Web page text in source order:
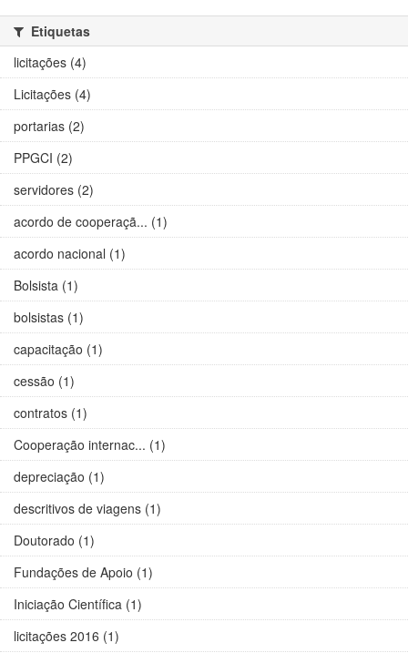
Etiquetas
licitações (4)
Licitações (4)
portarias (2)
PPGCI (2)
servidores (2)
acordo de cooperaçã... (1)
acordo nacional (1)
Bolsista (1)
bolsistas (1)
capacitação (1)
cessão (1)
contratos (1)
Cooperação internac... (1)
depreciação (1)
descritivos de viagens (1)
Doutorado (1)
Fundações de Apoio (1)
Iniciação Científica (1)
licitações 2016 (1)